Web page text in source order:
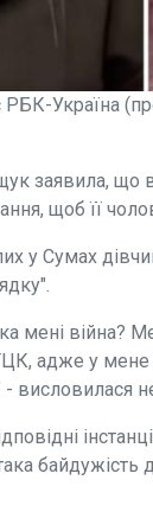
Україна
заявила, що
щоб її
у Сумах
мені
адже у
висловилася
байдужість